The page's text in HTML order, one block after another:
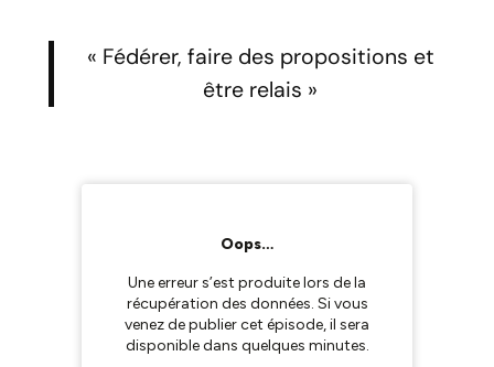
« Fédérer, faire des propositions et
être relais »